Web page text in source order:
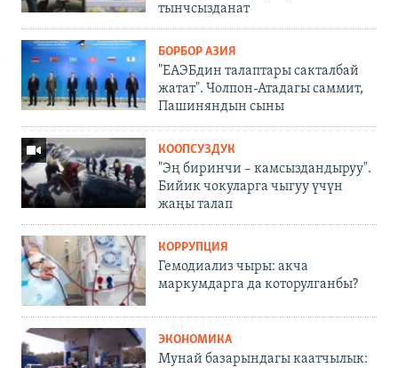
тынчсызданат
БОРБОР АЗИЯ
"ЕАЭБдин талаптары сакталбай
жатат". Чолпон-Атадагы саммит,
Пашиняндын сыны
КООПСУЗДУК
"Эң биринчи – камсыздандыруу".
Бийик чокуларга чыгуу үчүн
жаңы талап
КОРРУПЦИЯ
Гемодиализ чыры: акча
маркумдарга да которулганбы?
ЭКОНОМИКА
Мунай базарындагы каатчылык: